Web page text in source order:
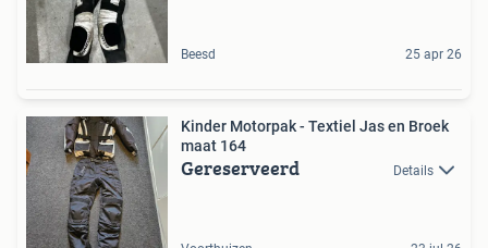
Beesd 25 apr 26
Kinder Motorpak - Textiel Jas en Broek
maat 164
Gereserveerd Details